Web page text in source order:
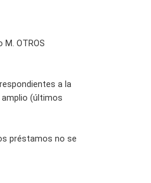
OTROS
a la
amplio (últimos
préstamos no se